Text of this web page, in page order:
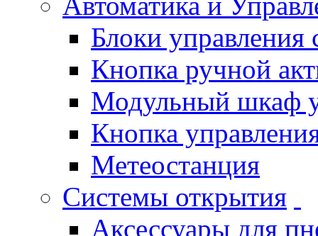
Блоки
Кнопка ручной
Модульный шкаф
Кнопка
Метеостанция
Системы открытия
Аксессуары для